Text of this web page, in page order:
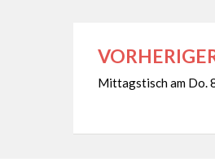
Mittagstisch am Do.